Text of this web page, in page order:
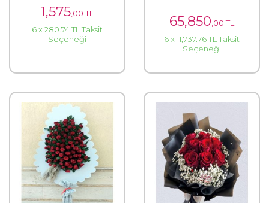
1,575 ,00 TL
6 x 280.74 TL Taksit
Seçeneği
65,850 ,00 TL
6 x 11,737.76 TL Taksit
Seçeneği